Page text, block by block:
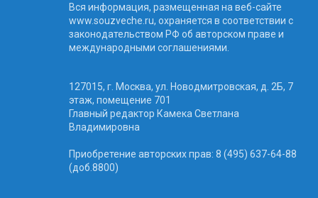
Вся информация, размещенная на веб-сайте
www.souzveche.ru, охраняется в соответствии с
законодательством РФ об авторском праве и
международными соглашениями.
127015, г. Москва, ул. Новодмитровская, д. 2Б, 7
этаж, помещение 701
Главный редактор Камека Светлана
Владимировна
Приобретение авторских прав: 8 (495) 637-64-88
(доб.8800)